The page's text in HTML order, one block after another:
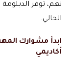
نعم، توفر
الحالي.
ابدأ مشوارك
أكاديمي